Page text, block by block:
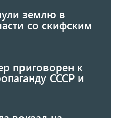
землю в
со скифским
приговорен к
СССР и